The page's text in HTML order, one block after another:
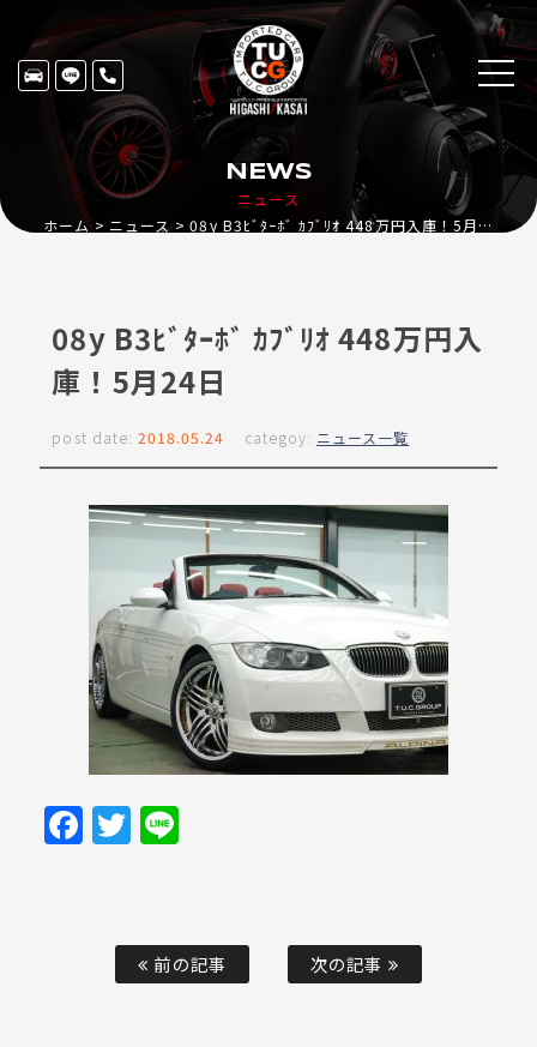
ニュース
NEWS
ホーム ニュース 08y B3ﾋﾞﾀｰﾎﾞ ｶﾌﾞﾘｵ 448万円入庫！5月24日
08y B3ﾋﾞﾀｰﾎﾞ ｶﾌﾞﾘｵ 448万円入
庫！5月24日
post date: 2018.05.24 categoy: ニュース一覧
Facebook
Twitter
前の記事 次の記事